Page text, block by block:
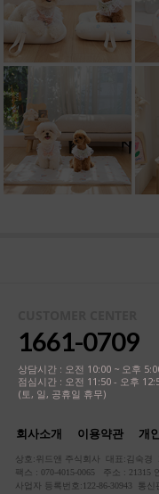
1661-0709
상담시간 : 오전 10:00 ~ 오후
점심시간 : 오전 11:50 - 오후
(토, 일, 공휴일 휴무)
회사소개 이용약관 개
상호:위드앤 주식회사 대표:김숙경
팩스 : 070-4015-0065 주소 : 21315
사업자 등록번호:122-86-30943 통